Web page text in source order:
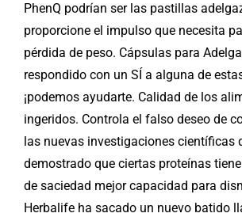
PhenQ podrían ser las pastillas
proporcione el impulso que necesita
pérdida de peso. Cápsulas para
respondido con un SÍ a alguna de
¡podemos ayudarte. Calidad de los
ingeridos. Controla el falso deseo de
las nuevas investigaciones científicas
demostrado que ciertas proteínas
de saciedad mejor capacidad para
Herbalife ha sacado un nuevo batido